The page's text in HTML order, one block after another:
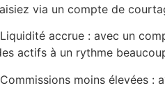
via un compte de
accrue : avec un
actifs à un rythme
moins élevées :